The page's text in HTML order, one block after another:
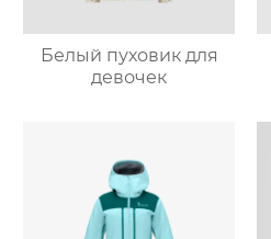
Белый пуховик для
девочек